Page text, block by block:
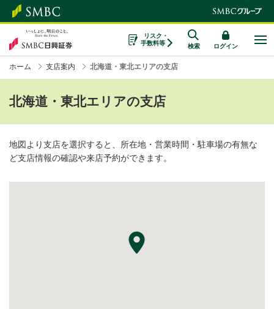
リスク・
手数料等
検索 ログイン
ホーム 支店案内 北海道・東北エリアの支店
北海道・東北エリアの支店
地図より支店を選択すると、所在地・営業時間・駐車場の有無な
ど支店情報の確認や来店予約ができます。